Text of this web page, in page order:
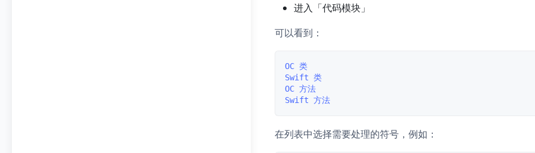
进入「代码模块」
可以看到：
OC 类
Swift 类
OC 方法
在列表中选择需要处理的符号，例如：